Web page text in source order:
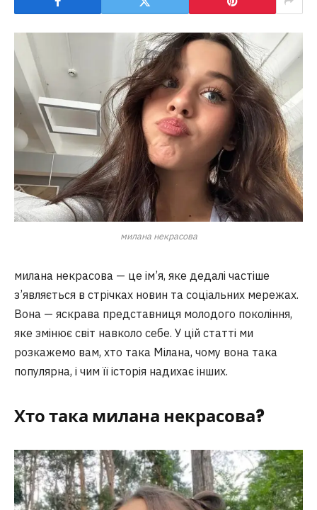
милана некрасова
милана некрасова — це ім’я, яке дедалі частіше
з’являється в стрічках новин та соціальних мережах.
Вона — яскрава представниця молодого покоління,
яке змінює світ навколо себе. У цій статті ми
розкажемо вам, хто така Мілана, чому вона така
популярна, і чим її історія надихає інших.
Хто така милана некрасова?